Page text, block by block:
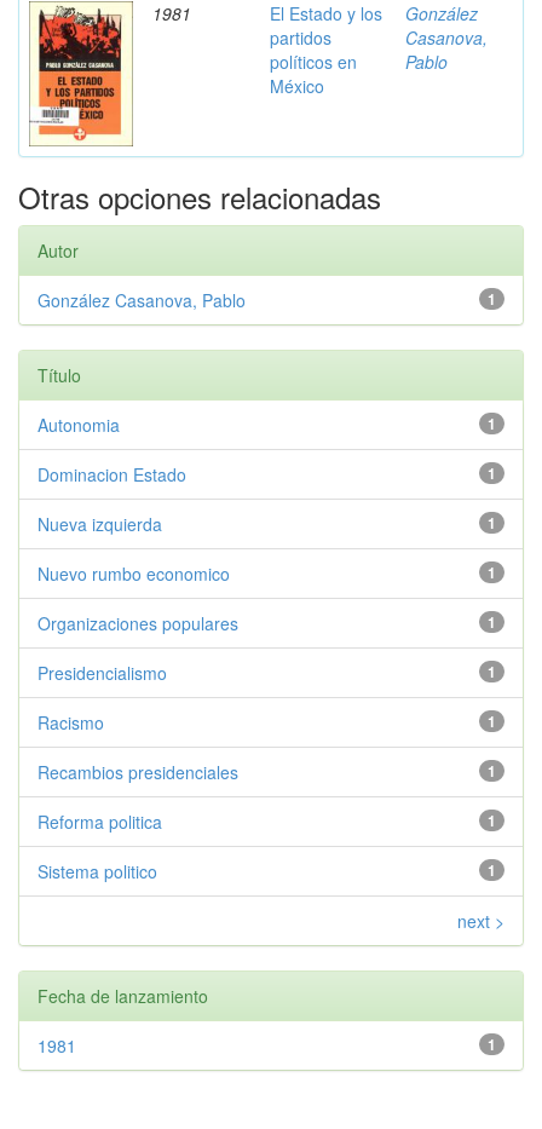
1981
El Estado y los
partidos
políticos en
México
González
Casanova,
Pablo
Otras opciones relacionadas
Autor
1
González Casanova, Pablo
Título
1
Autonomia
1
Dominacion Estado
1
Nueva izquierda
1
Nuevo rumbo economico
1
Organizaciones populares
1
Presidencialismo
1
Racismo
1
Recambios presidenciales
1
Reforma politica
1
Sistema politico
next >
Fecha de lanzamiento
1
1981